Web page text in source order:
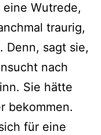
Wutrede,
traurig,
Denn, sagt sie,
nach
Sie hätte
bekommen.
für eine